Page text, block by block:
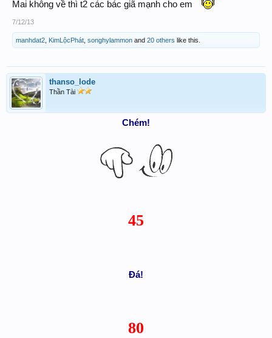
Mai không về thì t2 các bác giã mạnh cho em
7/12/13
manhdat2 KimLộcPhát songhylammon and 20 others like this.
thanso_lode
Thần Tài
Chém!
45
Đá!
80